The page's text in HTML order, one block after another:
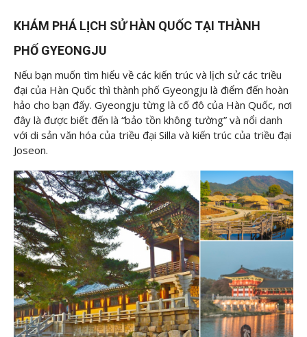
KHÁM PHÁ LỊCH SỬ HÀN QUỐC TẠI THÀNH
PHỐ GYEONGJU
Nếu bạn muốn tìm hiểu về các kiến trúc và lịch sử các triều
đại của Hàn Quốc thì thành phố Gyeongju là điểm đến hoàn
hảo cho bạn đấy. Gyeongju từng là cố đô của Hàn Quốc, nơi
đây là được biết đến là “bảo tồn không tường” và nổi danh
với di sản văn hóa của triều đại Silla và kiến trúc của triều đại
Joseon.